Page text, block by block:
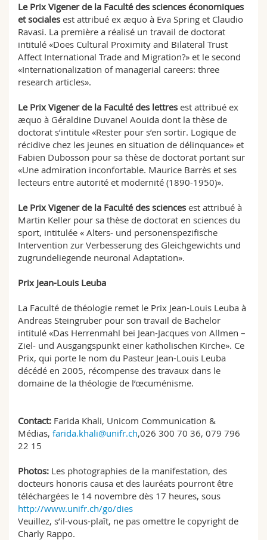
Le Prix Vigener de la Faculté des sciences économiques
et sociales est attribué ex æquo à Eva Spring et Claudio
Ravasi. La première a réalisé un travail de doctorat
intitulé «Does Cultural Proximity and Bilateral Trust
Affect International Trade and Migration?» et le second
«Internationalization of managerial careers: three
research articles».
Le Prix Vigener de la Faculté des lettres est attribué ex
æquo à Géraldine Duvanel Aouida dont la thèse de
doctorat s’intitule «Rester pour s’en sortir. Logique de
récidive chez les jeunes en situation de délinquance» et
Fabien Dubosson pour sa thèse de doctorat portant sur
«Une admiration inconfortable. Maurice Barrès et ses
lecteurs entre autorité et modernité (1890-1950)».
Le Prix Vigener de la Faculté des sciences est attribué à
Martin Keller pour sa thèse de doctorat en sciences du
sport, intitulée « Alters- und personenspezifische
Intervention zur Verbesserung des Gleichgewichts und
zugrundeliegende neuronal Adaptation».
Prix Jean-Louis Leuba
La Faculté de théologie remet le Prix Jean-Louis Leuba à
Andreas Steingruber pour son travail de Bachelor
intitulé «Das Herrenmahl bei Jean-Jacques von Allmen –
Ziel- und Ausgangspunkt einer katholischen Kirche». Ce
Prix, qui porte le nom du Pasteur Jean-Louis Leuba
décédé en 2005, récompense des travaux dans le
domaine de la théologie de l’œcuménisme.
Contact: Farida Khali, Unicom Communication &
Médias, farida.khali@unifr.ch,026 300 70 36, 079 796
22 15
Photos: Les photographies de la manifestation, des
docteurs honoris causa et des lauréats pourront être
téléchargées le 14 novembre dès 17 heures, sous
http://www.unifr.ch/go/dies
Veuillez, s’il-vous-plaît, ne pas omettre le copyright de
Charly Rappo.